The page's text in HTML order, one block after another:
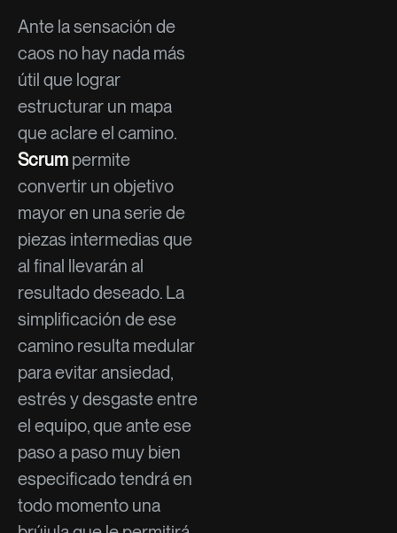
Ante la sensación de
caos no hay nada más
útil que lograr
estructurar un mapa
que aclare el camino.
Scrum permite
convertir un objetivo
mayor en una serie de
piezas intermedias que
al final llevarán al
resultado deseado. La
simplificación de ese
camino resulta medular
para evitar ansiedad,
estrés y desgaste entre
el equipo, que ante ese
paso a paso muy bien
especificado tendrá en
todo momento una